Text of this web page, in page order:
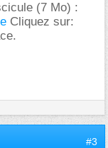
(7 Mo) :
Cliquez sur:
#3